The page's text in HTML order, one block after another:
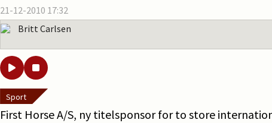
21-12-2010 17:32
Britt Carlsen
Sport
First Horse A/S, ny titelsponsor for to store